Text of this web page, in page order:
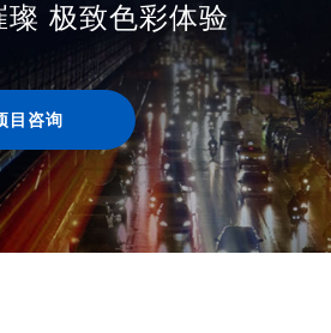
璨 极致色彩体验
目咨询